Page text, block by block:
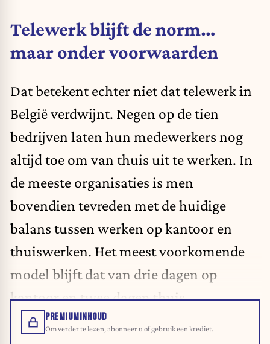
Telewerk blijft de norm…
maar onder voorwaarden
Dat betekent echter niet dat telewerk in
België verdwijnt. Negen op de tien
bedrijven laten hun medewerkers nog
altijd toe om van thuis uit te werken. In
de meeste organisaties is men
bovendien tevreden met de huidige
balans tussen werken op kantoor en
thuiswerken. Het meest voorkomende
model blijft dat van drie dagen op
kantoor en twee dagen thuis.
PREMIUMINHOUD
Om verder te lezen, abonneer u of gebruik een krediet.